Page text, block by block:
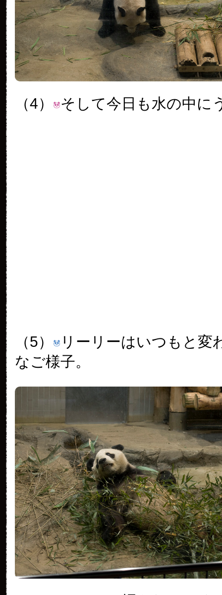
（4） そして今日も水の中に
（5）
リーリーはいつもと変
なご様子。